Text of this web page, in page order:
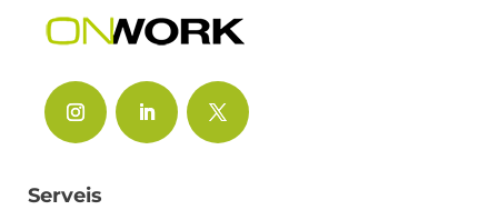
Serveis